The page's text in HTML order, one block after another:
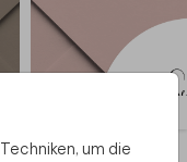
um die